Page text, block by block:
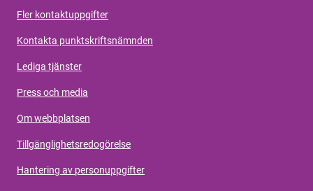
Fler kontaktuppgifter
Kontakta punktskriftsnämnden
Lediga tjänster
Press och media
Om webbplatsen
Tillgänglighetsredogörelse
Hantering av personuppgifter